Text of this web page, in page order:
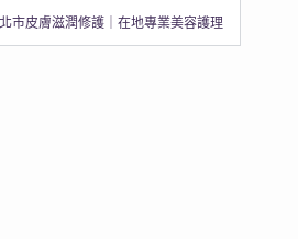
市皮膚滋潤修護｜在地專業美容護理